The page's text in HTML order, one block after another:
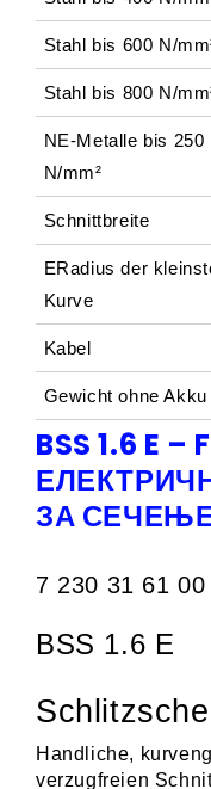
Stahl bis 600 N/
Stahl bis 800 N/
NE-Metalle bis 250
N/mm²
Schnittbreite
ERadius der
Kurve
Kabel
Gewicht ohne Akku
BSS 1.6 E –
ЗА
7 230 31 61 00
BSS 1.6 E
Handliche,
verzugfreien